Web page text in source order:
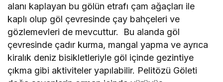
alanı kaplayan bu gölün etrafı çam ağaçları ile
kaplı olup göl çevresinde çay bahçeleri ve
gözlemevleri de mevcuttur. Bu alanda göl
çevresinde çadır kurma, mangal yapma ve ayrıca
kiralık deniz bisikletleriyle göl içinde gezintiye
çıkma gibi aktiviteler yapılabilir. Pelitözü Göleti